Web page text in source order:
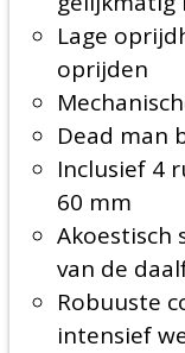
Lage
oprijden
Dead man
Inclusief 4
60 mm
Akoestisch
van de
Robuuste
intensief